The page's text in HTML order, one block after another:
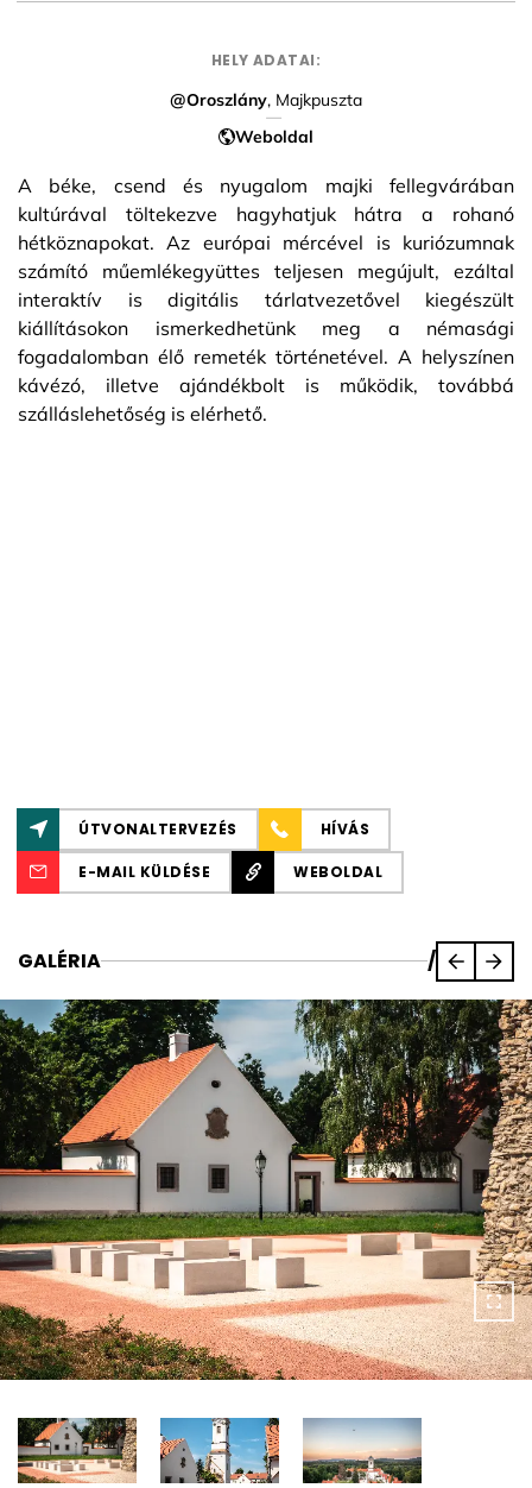
HELY ADATAI:
@Oroszlány, Majkpuszta
Weboldal
A béke, csend és nyugalom majki fellegvárában
kultúrával töltekezve hagyhatjuk hátra a rohanó
hétköznapokat. Az európai mércével is kuriózumnak
számító műemlékegyüttes teljesen megújult, ezáltal
interaktív is digitális tárlatvezetővel kiegészült
kiállításokon ismerkedhetünk meg a némasági
fogadalomban élő remeték történetével. A helyszínen
kávézó, illetve ajándékbolt is működik, továbbá
szálláslehetőség is elérhető.
ÚTVONALTERVEZÉS HÍVÁS
E-MAIL KÜLDÉSE WEBOLDAL
GALÉRIA /